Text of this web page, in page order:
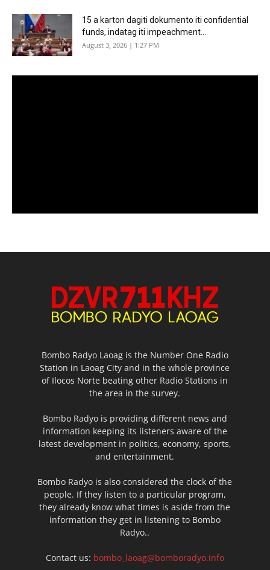
15 a karton dagiti dokumento iti confidential
funds, indatag iti impeachment...
August 3, 2026 | 1:27 PM
Bombo Radyo Laoag is the Number One Radio
Station in Laoag City and in the whole province
of Ilocos Norte beating other Radio Stations in
the area in the survey.
Bombo Radyo is providing different news and
information keeping its listeners aware of the
latest development in politics, economy, sports,
and entertainment.
Bombo Radyo is also considered the clock of the
people. If they listen to a particular program,
they already know what times is aside from the
information they get in listening to Bombo
Radyo..
Contact us: bombo_laoag@bomboradyo.info